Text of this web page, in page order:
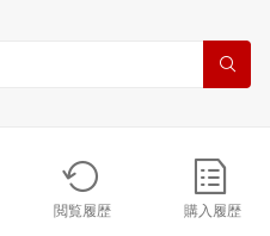
閲覧履歴 購入履歴